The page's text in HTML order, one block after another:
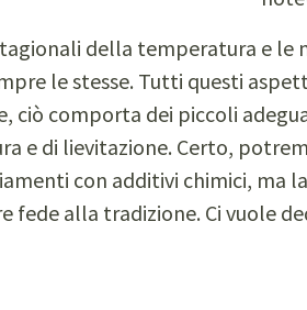
della temperatura e le
le stesse. Tutti questi
ciò comporta dei piccoli
e di lievitazione. Certo,
con additivi chimici, ma
fede alla tradizione. Ci vuole